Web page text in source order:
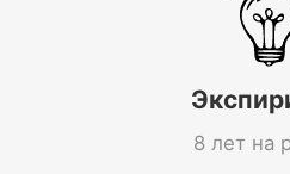
8 лет на